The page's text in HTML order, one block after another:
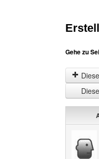
Gehe zu